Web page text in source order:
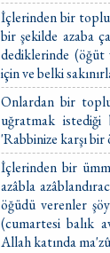
İçlerinden bir
bir şekilde azaba
dediklerinde (öğüt
için ve belki
Onlardan bir
uğratmak
'Rabbinize karşı
İçlerinden bir
azâbla
öğüdü verenler
(cumartesi balık
Allah katında